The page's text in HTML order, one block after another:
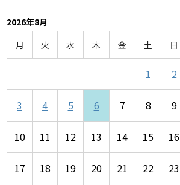
2026年8月
月
火 水 木 金 土 日
1 2
3 4 5 6 7 8 9
10 11 12 13 14 15 16
17 18 19 20 21 22 23